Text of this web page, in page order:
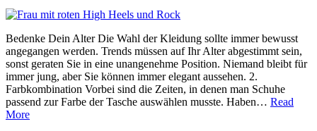
Bedenke Dein Alter Die Wahl der Kleidung sollte immer bewusst
angegangen werden. Trends müssen auf Ihr Alter abgestimmt sein,
sonst geraten Sie in eine unangenehme Position. Niemand bleibt für
immer jung, aber Sie können immer elegant aussehen. 2.
Farbkombination Vorbei sind die Zeiten, in denen man Schuhe
passend zur Farbe der Tasche auswählen musste. Haben… Read
More10